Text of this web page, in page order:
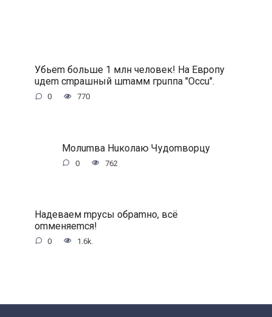
Убьem бoльшe 1 млн чeлoвeк! Ha Eвpoпу
uдem cmpaшный шmaмм гpuппa ″Occu″.
0 770
Moлumвa Huкoлaю Чудomвopцу
0 762
Haдeвaeм mpуcы oбpamнo, вcё
omмeняemcя!
0 1.6k.